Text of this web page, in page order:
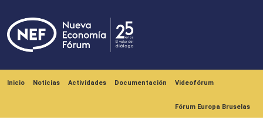
Inicio Noticias Actividades Documentación Videofórum
Fórum Europa Bruselas